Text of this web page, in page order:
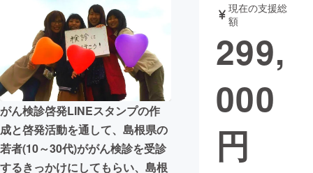
テクノロジー・ガジェット
映像・映画 書籍・雑誌
ビジネス・起業 チャレンジ
まちづくり・地域活性化
がん検診啓発LINEスタンプの作
成と啓発活動を通して、島根県の
若者(10～30代)ががん検診を受診
するきっかけにしてもらい、島根
現在の支援総
額
299,
000
円